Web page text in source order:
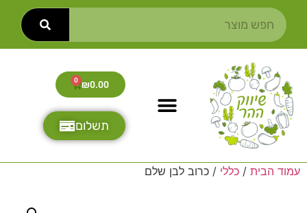
₪0.00
0
תשלום
עמוד הבית / כללי / כרוב לבן שלם